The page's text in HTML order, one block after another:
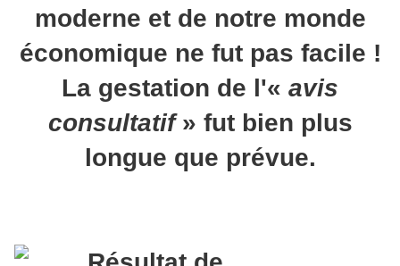
moderne et de notre monde
économique ne fut pas facile !
La gestation de l'« avis
consultatif» fut bien plus
longue que prévue.